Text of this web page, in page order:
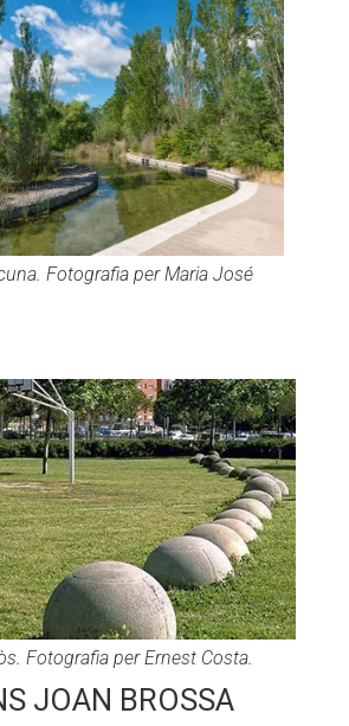
Fotografia per Maria José
Fotografia per Ernest Costa.
JOAN BROSSA